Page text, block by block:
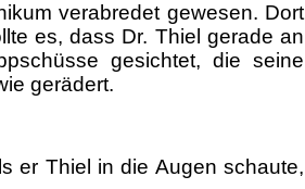
verabredet gewesen. Dort
es, dass Dr. Thiel gerade an
gesichtet, die seine
gerädert.
er Thiel in die Augen schaute,